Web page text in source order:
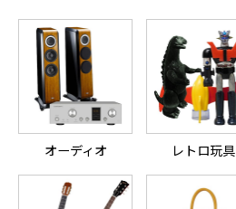
オーディオ レトロ玩具